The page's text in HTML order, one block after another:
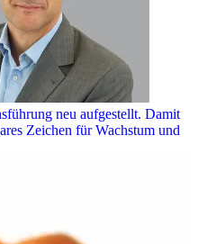
neu aufgestellt. Damit
Zeichen für Wachstum und